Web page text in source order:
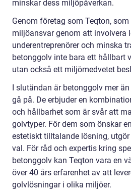
minskar dess miljöpåverkan.
Genom företag som Teqton,
miljöansvar genom att involvera
underentreprenörer och minska
betonggolv inte bara ett hållbart
utan också ett miljömedvetet
I slutändan är betonggolv mer
gå på. De erbjuder en
och hållbarhet som är svår att
golvtyper. För dem som önskar
estetiskt tilltalande lösning,
val. För råd och expertis kring
betonggolv kan Teqton vara en
över 40 års erfarenhet av att
golvlösningar i olika miljöer.